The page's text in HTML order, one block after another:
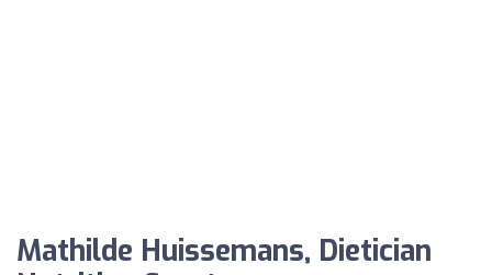
Mathilde Huissemans, Dietician